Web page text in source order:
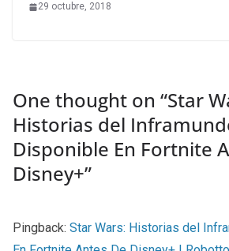
29 octubre, 2018
One thought on “Star
Historias del
Disponible En Fortnite
Disney+”
Pingback: Star Wars: Historias del